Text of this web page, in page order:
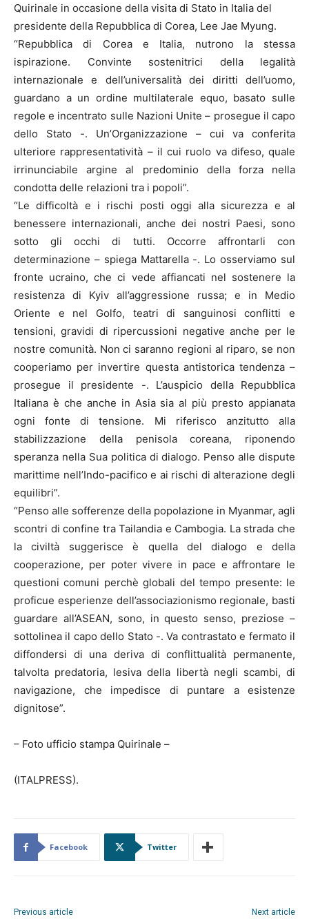
Quirinale in occasione della visita di Stato in Italia del
presidente della Repubblica di Corea, Lee Jae Myung.
“Repubblica di Corea e Italia, nutrono la stessa
ispirazione. Convinte sostenitrici della legalità
internazionale e dell’universalità dei diritti dell’uomo,
guardano a un ordine multilaterale equo, basato sulle
regole e incentrato sulle Nazioni Unite – prosegue il capo
dello Stato -. Un’Organizzazione – cui va conferita
ulteriore rappresentatività – il cui ruolo va difeso, quale
irrinunciabile argine al predominio della forza nella
condotta delle relazioni tra i popoli”.
“Le difficoltà e i rischi posti oggi alla sicurezza e al
benessere internazionali, anche dei nostri Paesi, sono
sotto gli occhi di tutti. Occorre affrontarli con
determinazione – spiega Mattarella -. Lo osserviamo sul
fronte ucraino, che ci vede affiancati nel sostenere la
resistenza di Kyiv all’aggressione russa; e in Medio
Oriente e nel Golfo, teatri di sanguinosi conflitti e
tensioni, gravidi di ripercussioni negative anche per le
nostre comunità. Non ci saranno regioni al riparo, se non
cooperiamo per invertire questa antistorica tendenza –
prosegue il presidente -. L’auspicio della Repubblica
Italiana è che anche in Asia sia al più presto appianata
ogni fonte di tensione. Mi riferisco anzitutto alla
stabilizzazione della penisola coreana, riponendo
speranza nella Sua politica di dialogo. Penso alle dispute
marittime nell’Indo-pacifico e ai rischi di alterazione degli
equilibri”.
“Penso alle sofferenze della popolazione in Myanmar, agli
scontri di confine tra Tailandia e Cambogia. La strada che
la civiltà suggerisce è quella del dialogo e della
cooperazione, per poter vivere in pace e affrontare le
questioni comuni perchè globali del tempo presente: le
proficue esperienze dell’associazionismo regionale, basti
guardare all’ASEAN, sono, in questo senso, preziose –
sottolinea il capo dello Stato -. Va contrastato e fermato il
diffondersi di una deriva di conflittualità permanente,
talvolta predatoria, lesiva della libertà negli scambi, di
navigazione, che impedisce di puntare a esistenze
dignitose”.
– Foto ufficio stampa Quirinale –
(ITALPRESS).
Facebook Twitter
Previous article Next article